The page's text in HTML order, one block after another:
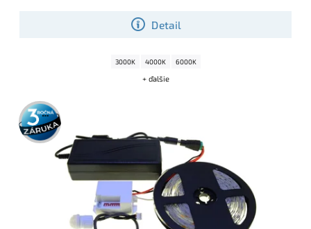
Detail
3000K 4000K 6000K
+ ďalšie
3 roky
záruka